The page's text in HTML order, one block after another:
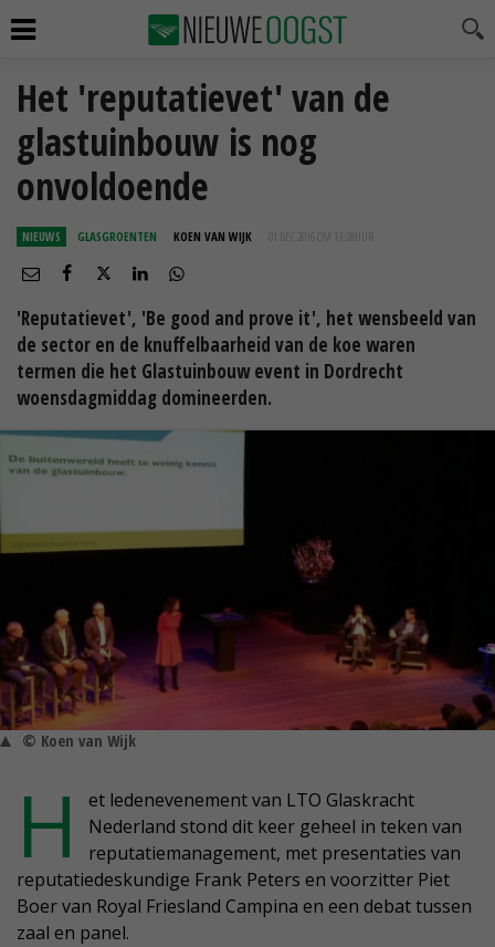
Het 'reputatievet' van de
glastuinbouw is nog
onvoldoende
NIEUWS GLASGROENTEN KOEN VAN WIJK 01 DEC 2016 OM 13:28
'Reputatievet', 'Be good and prove it', het wensbeeld van
de sector en de knuffelbaarheid van de koe waren
termen die het Glastuinbouw event in Dordrecht
woensdagmiddag domineerden.
© Koen van Wijk
H
et ledenevenement van LTO Glaskracht
Nederland stond dit keer geheel in teken van
reputatiemanagement, met presentaties van
reputatiedeskundige Frank Peters en voorzitter Piet
Boer van Royal Friesland Campina en een debat tussen
zaal en panel.